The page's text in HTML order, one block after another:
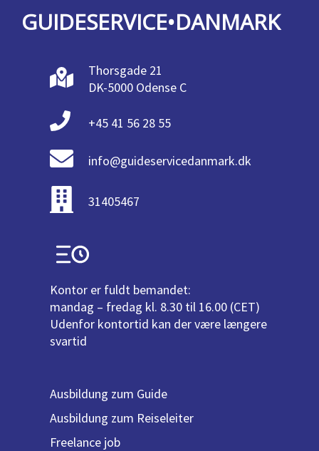
GUIDESERVICE•DANMARK
Thorsgade 21
DK-5000 Odense C
+45 41 56 28 55
info@guideservicedanmark.dk
31405467
Kontor er fuldt bemandet:
mandag – fredag kl. 8.30 til 16.00 (CET)
Udenfor kontortid kan der være længere
svartid
Ausbildung zum Guide
Ausbildung zum Reiseleiter
Freelance job